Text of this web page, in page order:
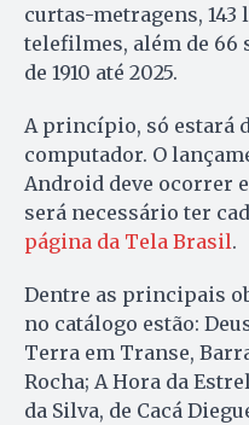
curtas-metragens, 143
telefilmes, além de 66
de 1910 até 2025.
A princípio, só estará
computador. O
Android deve ocorrer
será necessário ter
página da Tela Brasil.
Dentre as principais
no catálogo estão:
Terra em Transe,
Rocha; A Hora da
da Silva, de Cacá